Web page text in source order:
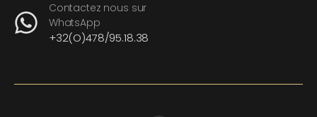
Contactez nous sur
WhatsApp
+32(O)478/95.18.38